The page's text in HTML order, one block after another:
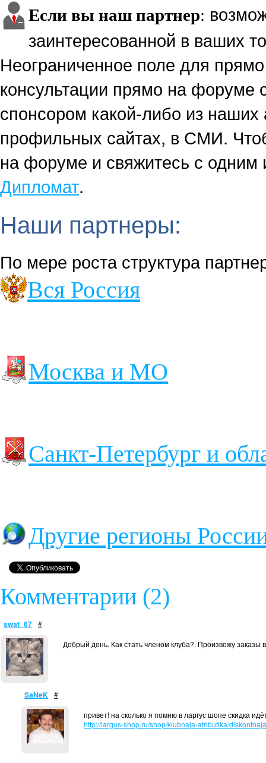
Если вы наш партнер:
заинтересованной в ваших
Неограниченное поле для
консультации прямо на
спонсором какой-либо из наших
профильных сайтах, в СМИ.
на форуме и свяжитесь с одним
Дипломат.
Наши партнеры:
По мере роста структура
Вся Россия
Москва и МО
Санкт-Петербург и
Другие регионы
Комментарии (2)
swat_67 #
Добрый день. Как стать членом клуба?. Произвожу заказы
SaNeK #
привет! на сколько я помню в ларгус шопе скидка
http://largus-shop.ru/shop/klubnaja-atributika/